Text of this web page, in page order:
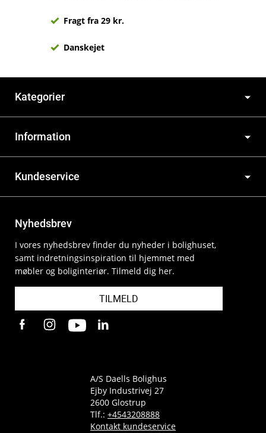
Fragt fra 29 kr.
Danskejet
Kategorier
Information
Kundeservice
Nyhedsbrev
I vores nyhedsbrev finder du nyheder i bolighuset,
samt indretningsinspiration til hjemmet med
møbler og boliginteriør. Tilmeld dig her.
TILMELD
A/S Daells Bolighus
Ejby Industrivej 27
2600 Glostrup
Tlf.: +4543208888
Kontakt kundeservice